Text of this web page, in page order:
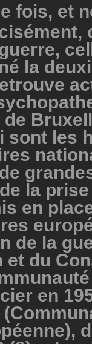
fois, et
la
de
sont les
la
en
de la
et du
en